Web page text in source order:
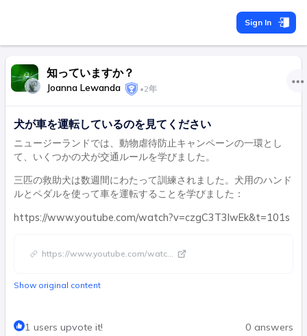
Sign In
知っていますか？
Joanna Lewanda •2年
犬が車を運転しているのを見てください
ニュージーランドでは、動物虐待防止キャンペーンの一環とし
て、いくつかの犬が交通ルールを学びました。
三匹の救助犬は数週間にわたって訓練されました。犬用のハンド
ルとペダルを使って車を運転することを学びました：
https://www.youtube.com/watch?v=czgC3T3lwEk&t=101s
https://www.youtube.com/watc...
Show original content
1 users upvote it! 0 answers